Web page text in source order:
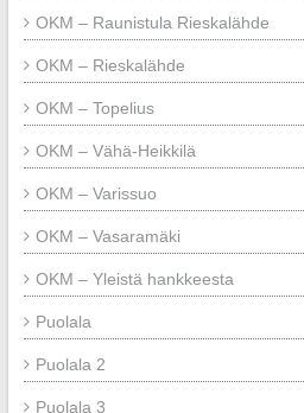
OKM – Raunistula Rieskalähde
OKM – Rieskalähde
OKM – Topelius
OKM – Vähä-Heikkilä
OKM – Varissuo
OKM – Vasaramäki
OKM – Yleistä hankkeesta
Puolala
Puolala 2
Puolala 3